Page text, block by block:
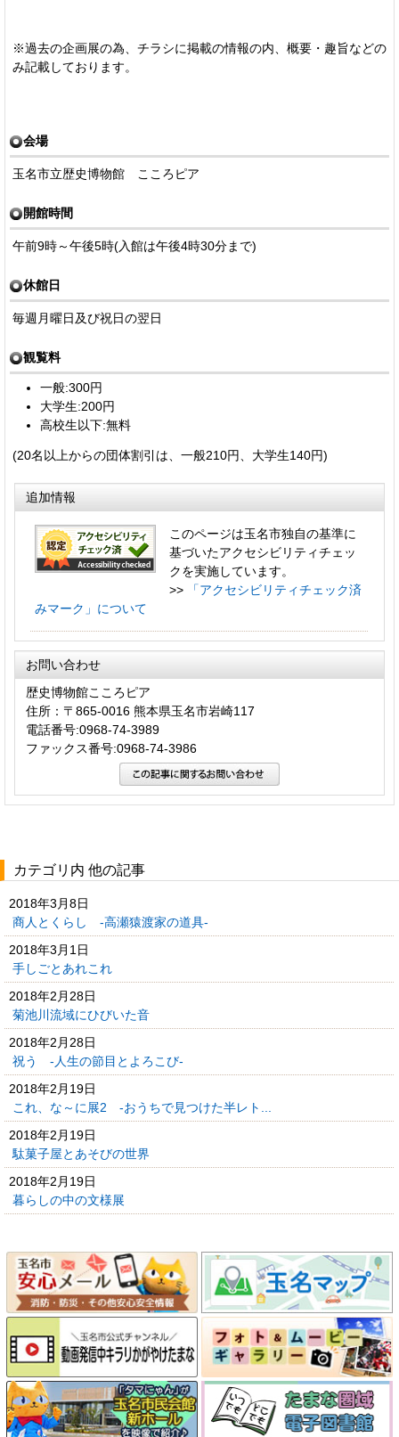
※過去の企画展の為、チラシに掲載の情報の内、概要・趣旨などの
み記載しております。
会場
玉名市立歴史博物館 こころピア
開館時間
午前9時～午後5時(入館は午後4時30分まで)
休館日
毎週月曜日及び祝日の翌日
観覧料
一般:300円
大学生:200円
高校生以下:無料
(20名以上からの団体割引は、一般210円、大学生140円)
追加情報
このページは玉名市独自の基準に
基づいたアクセシビリティチェッ
クを実施しています。
>>
「アクセシビリティチェック済
みマーク」について
お問い合わせ
歴史博物館こころピア
住所：〒865-0016 熊本県玉名市岩崎117
電話番号:0968-74-3989
ファックス番号:0968-74-3986
カテゴリ内 他の記事
2018年3月8日
商人とくらし -高瀬猿渡家の道具-
2018年3月1日
手しごとあれこれ
2018年2月28日
菊池川流域にひびいた音
2018年2月28日
祝う -人生の節目とよろこび-
2018年2月19日
これ、な～に展2 -おうちで見つけた半レト...
2018年2月19日
駄菓子屋とあそびの世界
2018年2月19日
暮らしの中の文様展